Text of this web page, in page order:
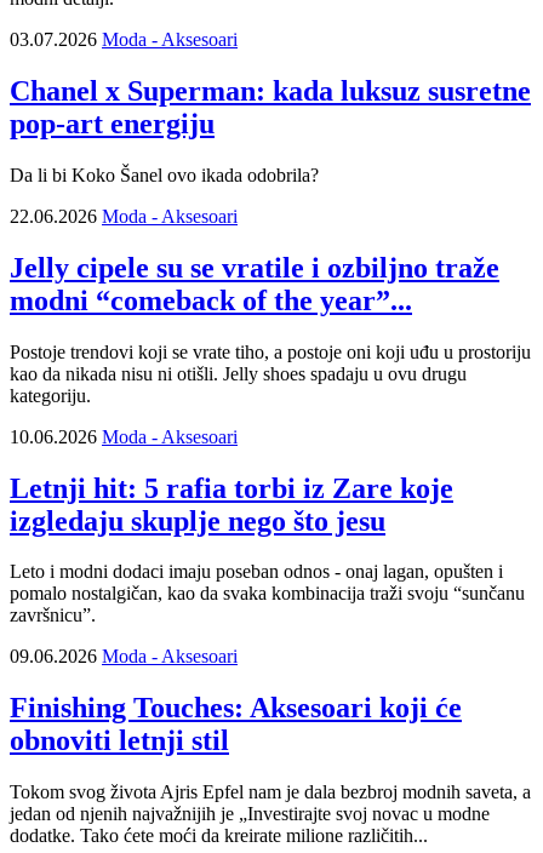
03.07.2026 Moda - Aksesoari
Chanel x Superman: kada luksuz susretne
pop-art energiju
Da li bi Koko Šanel ovo ikada odobrila?
22.06.2026 Moda - Aksesoari
Jelly cipele su se vratile i ozbiljno traže
modni “comeback of the year”...
Postoje trendovi koji se vrate tiho, a postoje oni koji uđu u prostoriju
kao da nikada nisu ni otišli. Jelly shoes spadaju u ovu drugu
kategoriju.
10.06.2026 Moda - Aksesoari
Letnji hit: 5 rafia torbi iz Zare koje
izgledaju skuplje nego što jesu
Leto i modni dodaci imaju poseban odnos - onaj lagan, opušten i
pomalo nostalgičan, kao da svaka kombinacija traži svoju “sunčanu
završnicu”.
09.06.2026 Moda - Aksesoari
Finishing Touches: Aksesoari koji će
obnoviti letnji stil
Tokom svog života Ajris Epfel nam je dala bezbroj modnih saveta, a
jedan od njenih najvažnijih je „Investirajte svoj novac u modne
dodatke. Tako ćete moći da kreirate milione različitih...